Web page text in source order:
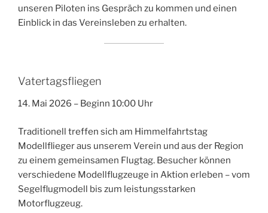
unseren Piloten ins Gespräch zu kommen und einen
Einblick in das Vereinsleben zu erhalten.
Vatertagsfliegen
14. Mai 2026 – Beginn 10:00 Uhr
Traditionell treffen sich am Himmelfahrtstag
Modellflieger aus unserem Verein und aus der Region
zu einem gemeinsamen Flugtag. Besucher können
verschiedene Modellflugzeuge in Aktion erleben – vom
Segelflugmodell bis zum leistungsstarken
Motorflugzeug.